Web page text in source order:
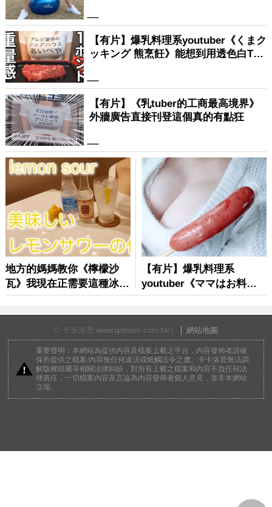
© 卡卡洛普 www.gamme.com.tw | 網站地圖
重要聲明：本網站為提供內容及檔案上載之平台，內容發佈者請確
保所提供之檔案/內容無任何違法或牴觸法令之虞。卡卡洛普無法調
解版權歸屬等相關法律糾紛，對所有上載之檔案和內容不負任何法
律責任，一切檔案內容及言論為內容發佈者個人意見，並非本網站
立場。